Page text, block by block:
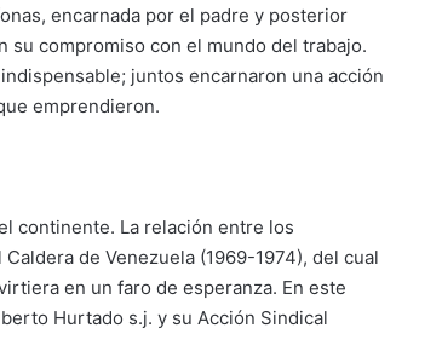
encarnada por el padre y posterior
su compromiso con el mundo del trabajo.
juntos encarnaron una acción
emprendieron.
continente. La relación entre los
de Venezuela (1969-1974), del cual
en un faro de esperanza. En este
Hurtado s.j. y su Acción Sindical